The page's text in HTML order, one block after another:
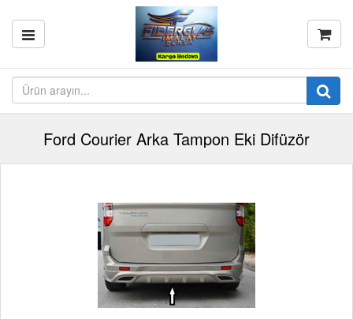
Ford Courier Arka Tampon Eki Difüzör